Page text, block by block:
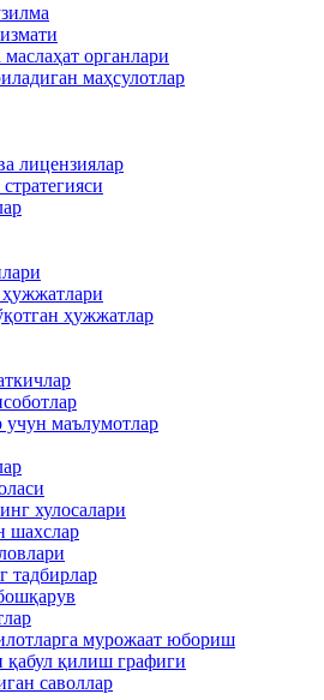
органлари
маҳсулотлар
лицензиялар
ҳужжатлар
учун маълумотлар
хулосалари
шахслар
тадбирлар
мурожаат юбориш
қабул қилиш графиги
саволлар